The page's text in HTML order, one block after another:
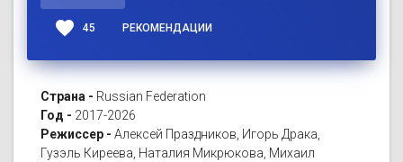
favorite 45 РЕКОМЕНДАЦИИ
Страна - Russian Federation
Год - 2017-2026
Режиссер - Алексей Праздников, Игорь Драка,
Гузэль Киреева, Наталия Микрюкова, Михаил